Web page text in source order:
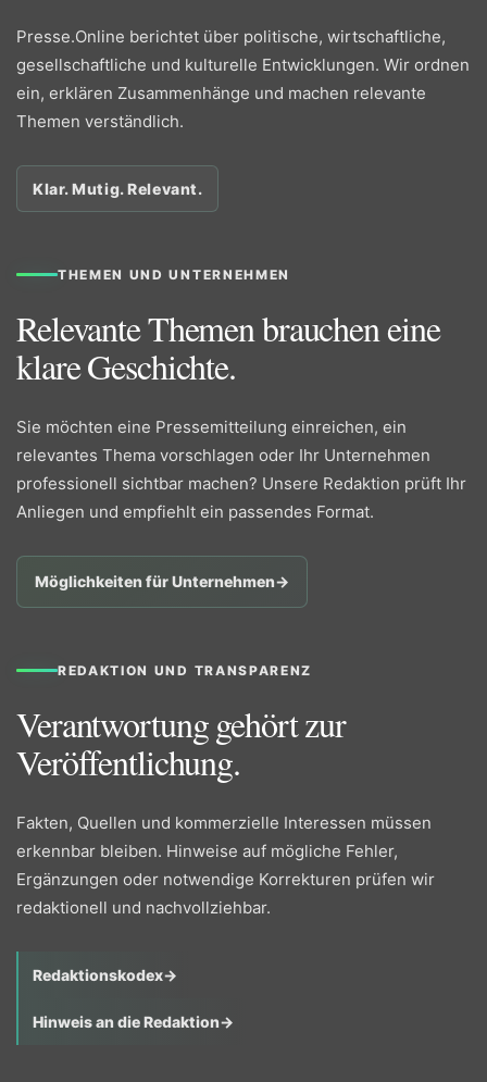
Presse.Online berichtet über politische, wirtschaftliche,
gesellschaftliche und kulturelle Entwicklungen. Wir ordnen
ein, erklären Zusammenhänge und machen relevante
Themen verständlich.
Klar. Mutig. Relevant.
THEMEN UND UNTERNEHMEN
Relevante Themen brauchen eine
klare Geschichte.
Sie möchten eine Pressemitteilung einreichen, ein
relevantes Thema vorschlagen oder Ihr Unternehmen
professionell sichtbar machen? Unsere Redaktion prüft Ihr
Anliegen und empfiehlt ein passendes Format.
Möglichkeiten für Unternehmen→
REDAKTION UND TRANSPARENZ
Verantwortung gehört zur
Veröffentlichung.
Fakten, Quellen und kommerzielle Interessen müssen
erkennbar bleiben. Hinweise auf mögliche Fehler,
Ergänzungen oder notwendige Korrekturen prüfen wir
redaktionell und nachvollziehbar.
Redaktionskodex→
Hinweis an die Redaktion→